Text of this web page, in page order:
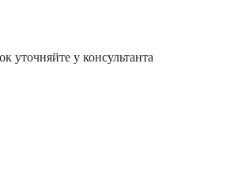
уточняйте у консультанта